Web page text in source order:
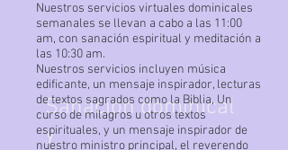
Sanación dominical
y
Nuestros servicios virtuales dominicales
semanales se llevan a cabo a las 11:00
am, con sanación espiritual y meditación a
las 10:30 am.
Nuestros servicios incluyen música
edificante, un mensaje inspirador, lecturas
de textos sagrados como la Biblia, Un
curso de milagros u otros textos
espirituales, y un mensaje inspirador de
nuestro ministro principal, el reverendo